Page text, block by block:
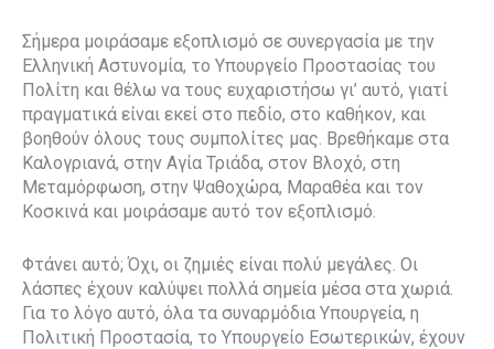
Σήμερα μοιράσαμε εξοπλισμό σε συνεργασία με την
Ελληνική Αστυνομία, το Υπουργείο Προστασίας του
Πολίτη και θέλω να τους ευχαριστήσω γι’ αυτό, γιατί
πραγματικά είναι εκεί στο πεδίο, στο καθήκον, και
βοηθούν όλους τους συμπολίτες μας. Βρεθήκαμε στα
Καλογριανά, στην Αγία Τριάδα, στον Βλοχό, στη
Μεταμόρφωση, στην Ψαθοχώρα, Μαραθέα και τον
Κοσκινά και μοιράσαμε αυτό τον εξοπλισμό.
Φτάνει αυτό; Όχι, οι ζημιές είναι πολύ μεγάλες. Οι
λάσπες έχουν καλύψει πολλά σημεία μέσα στα χωριά.
Για το λόγο αυτό, όλα τα συναρμόδια Υπουργεία, η
Πολιτική Προστασία, το Υπουργείο Εσωτερικών, έχουν